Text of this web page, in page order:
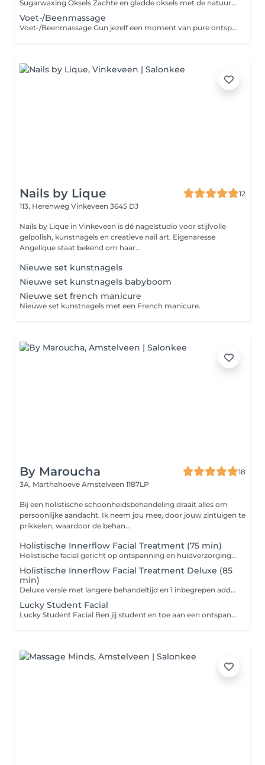
Sugarwaxing Oksels Zachte en gladde oksels met de natuurlijke kracht van suiker! Sugarwaxing is een milde en effectieve ontharingsmethode die dode huidcellen verwijdert en de haartjes met de wortel meeneemt. Ideaal voor de gevoelige huid minder roodheid, minder irritatie en een langdurig glad resultaat.
Voet-/Beenmassage
Voet-/Beenmassage Gun jezelf een moment van pure ontspanning met deze heerlijke voet- en beenmassage. De massage stimuleert de doorbloeding, verlicht vermoeide spieren en zorgt voor rust in je hele lichaam. Perfect na een lange dag staan, sporten of gewoon als verwenmoment.
Nails by Lique
12
113, Herenweg Vinkeveen 3645 DJ
Nails by Lique in Vinkeveen is dé nagelstudio voor stijlvolle
gelpolish, kunstnagels en creatieve nail art. Eigenaresse
Angelique staat bekend om haar...
Nieuwe set kunstnagels
Nieuwe set kunstnagels babyboom
Nieuwe set french manicure
Nieuwe set kunstnagels met een French manicure.
By Maroucha
18
3A, Marthahoeve Amstelveen 1187LP
Bij een holistische schoonheidsbehandeling draait alles om
persoonlijke aandacht. Ik neem jou mee, door jouw zintuigen te
prikkelen, waardoor de behan...
Holistische Innerflow Facial Treatment (75 min)
Holistische facial gericht op ontspanning en huidverzorging, inclusief 1 additional naar keuze. Wilt u een 2e additional toevoegen, dan kunt u dit mij laten weten. Een extra additional toevoegen aan de behandeling is 13,50 per onderdeel.
Holistische Innerflow Facial Treatment Deluxe (85
min)
Deluxe versie met langere behandeltijd en 1 inbegrepen additional. Een extra additional toevoegen aan de behandeling is 13,50 per onderdeel.
Lucky Student Facial
Lucky Student Facial Ben jij student en toe aan een ontspannend moment voor jezelf? Dan is onze Lucky Student Facial jouw perfecte break tussen de colleges door! Deze exclusieve gezichtsbehandeling is speciaal ontwikkeld voor jonge huiden die wel wat extra liefde kunnen gebruiken. Tijdens deze behandeling word je huid diep gereinigd, gekalmeerd en gevoed met zachte, huidvriendelijke producten afgestemd op jouw huidtype. Of je nu last hebt van stresspuistjes, een doffe teint door te weinig slaap of gewoon een selfcare momentje zoekt wij zorgen dat je weer fris en stralend de deur uitloopt. En het leukste? Deze behandeling is tegen een studentvriendelijke prijs. Vergeet niet je studentenkaart mee te nemen! Boost je huid Ontspan volledig Alleen op dinsdag Alleen voor studenten Reserveer snel je plekje, want op dinsdag geldt: First come, first glow!